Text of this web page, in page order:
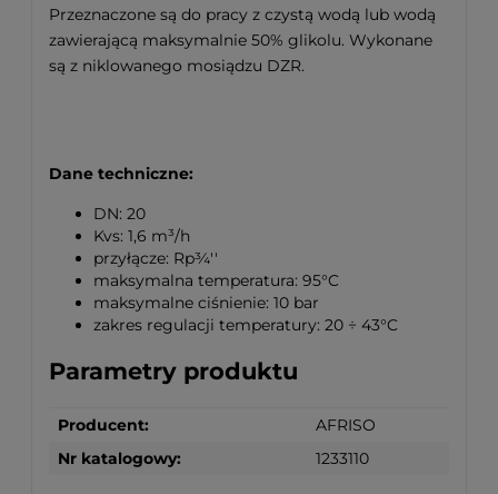
Przeznaczone są do pracy z czystą wodą lub wodą
zawierającą maksymalnie 50% glikolu. Wykonane
są z niklowanego mosiądzu DZR.
Dane techniczne:
DN: 20
Kvs: 1,6 m³/h
przyłącze: Rp¾''
maksymalna temperatura: 95°C
maksymalne ciśnienie: 10 bar
zakres regulacji temperatury: 20 ÷ 43°C
Parametry produktu
Producent:
AFRISO
Nr katalogowy:
1233110